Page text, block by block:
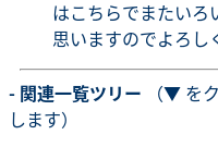
はこちらでまたいろ
思いますのでよろし
- 関連一覧ツリー （▼ を
します）